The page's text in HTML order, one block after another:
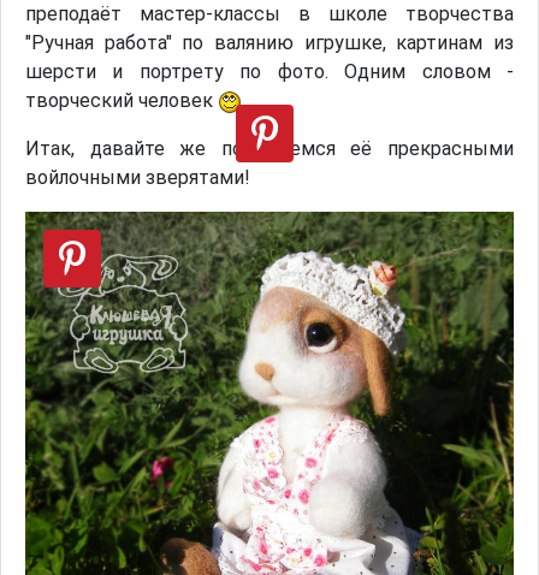
преподаёт мастер-классы в школе творчества
"Ручная работа" по валянию игрушке, картинам из
шерсти и портрету по фото. Одним словом -
творческий человек
Итак, давайте же полюбуемся её прекрасными
войлочными зверятами!